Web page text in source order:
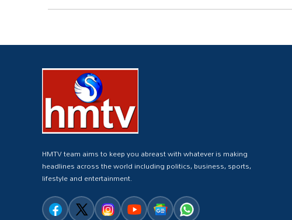
HMTV team aims to keep you abreast with whatever is making
headlines across the world including politics, business, sports,
lifestyle and entertainment.